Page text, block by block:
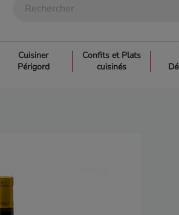
Cuisiner
Périgord
Confits et Plats
cuisinés